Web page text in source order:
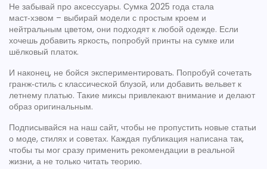
Не забывай про аксессуары. Сумка 2025 года стала
маст‑хэвом – выбирай модели с простым кроем и
нейтральным цветом, они подходят к любой одежде. Если
хочешь добавить яркость, попробуй принты на сумке или
шёлковый платок.
И наконец, не бойся экспериментировать. Попробуй сочетать
гранж‑стиль с классической блузой, или добавить вельвет к
летнему платью. Такие миксы привлекают внимание и делают
образ оригинальным.
Подписывайся на наш сайт, чтобы не пропустить новые статьи
о моде, стилях и советах. Каждая публикация написана так,
чтобы ты мог сразу применить рекомендации в реальной
жизни, а не только читать теорию.